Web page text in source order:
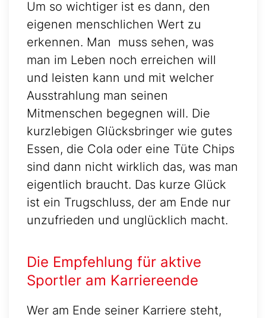
Um so wichtiger ist es dann, den
eigenen menschlichen Wert zu
erkennen. Man muss sehen, was
man im Leben noch erreichen will
und leisten kann und mit welcher
Ausstrahlung man seinen
Mitmenschen begegnen will. Die
kurzlebigen Glücksbringer wie gutes
Essen, die Cola oder eine Tüte Chips
sind dann nicht wirklich das, was man
eigentlich braucht. Das kurze Glück
ist ein Trugschluss, der am Ende nur
unzufrieden und unglücklich macht.
Die Empfehlung für aktive
Sportler am Karriereende
Wer am Ende seiner Karriere steht,